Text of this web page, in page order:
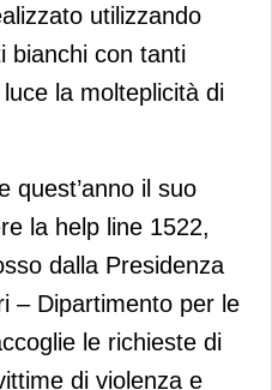
utilizzando
bianchi con tanti
la molteplicità di
quest’anno il suo
la help line 1522,
dalla Presidenza
– Dipartimento per le
le richieste di
di violenza e